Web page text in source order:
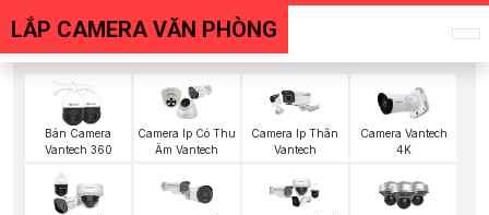
LẮP CAMERA VĂN PHÒNG
Bán Camera
Vantech 360
Camera Ip Có Thu
Âm Vantech
Camera Ip Thân
Vantech
Camera Vantech
4K